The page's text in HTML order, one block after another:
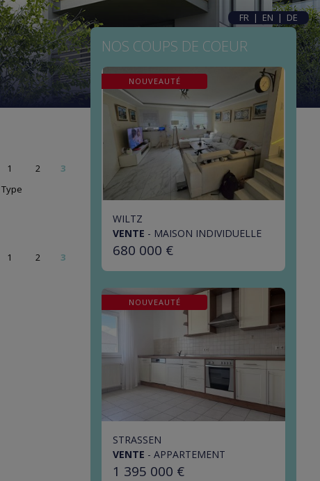
FR | EN | DE
1 2
3
Type
1 2 3
NOS COUPS DE COEUR
NOUVEAUTÉ
WILTZ
VENTE - MAISON INDIVIDUELLE
680 000 €
NOUVEAUTÉ
STRASSEN
VENTE - APPARTEMENT
1 395 000 €